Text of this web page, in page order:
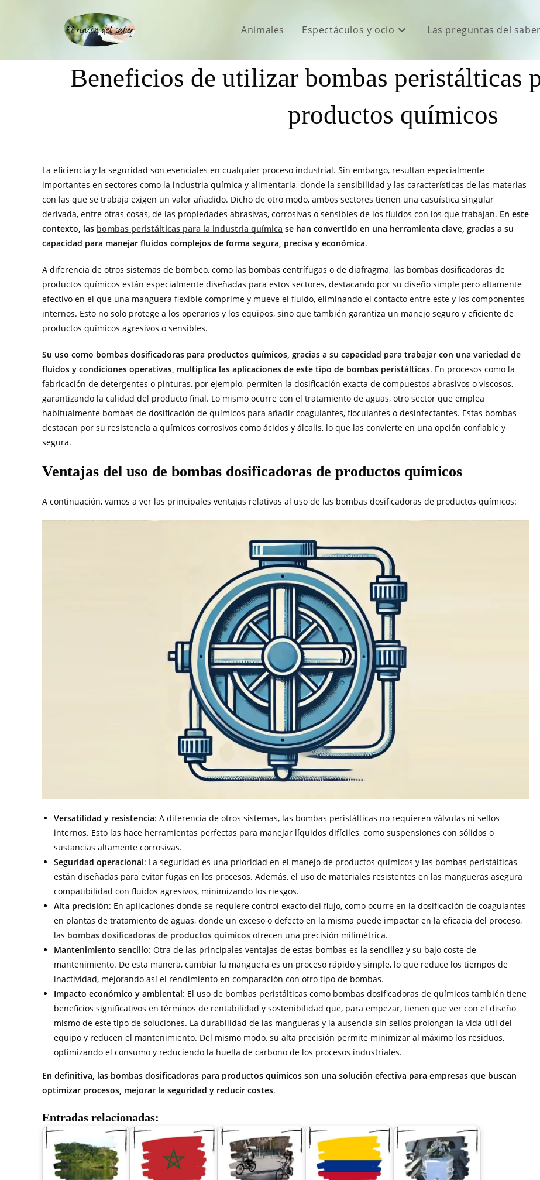
Animales Espectáculos y ocio Las preguntas del saber
Beneficios de utilizar bombas peristálticas
productos químicos
La eficiencia y la seguridad son esenciales en cualquier proceso industrial. Sin embargo, resultan especialmente
importantes en sectores como la industria química y alimentaria, donde la sensibilidad y las características de las materias
con las que se trabaja exigen un valor añadido. Dicho de otro modo, ambos sectores tienen una casuística singular
derivada, entre otras cosas, de las propiedades abrasivas, corrosivas o sensibles de los fluidos con los que trabajan. En este
contexto, las bombas peristálticas para la industria química se han convertido en una herramienta clave, gracias a su
capacidad para manejar fluidos complejos de forma segura, precisa y económica.
A diferencia de otros sistemas de bombeo, como las bombas centrífugas o de diafragma, las bombas dosificadoras de
productos químicos están especialmente diseñadas para estos sectores, destacando por su diseño simple pero altamente
efectivo en el que una manguera flexible comprime y mueve el fluido, eliminando el contacto entre este y los componentes
internos. Esto no solo protege a los operarios y los equipos, sino que también garantiza un manejo seguro y eficiente de
productos químicos agresivos o sensibles.
Su uso como bombas dosificadoras para productos químicos, gracias a su capacidad para trabajar con una variedad de
fluidos y condiciones operativas, multiplica las aplicaciones de este tipo de bombas peristálticas. En procesos como la
fabricación de detergentes o pinturas, por ejemplo, permiten la dosificación exacta de compuestos abrasivos o viscosos,
garantizando la calidad del producto final. Lo mismo ocurre con el tratamiento de aguas, otro sector que emplea
habitualmente bombas de dosificación de químicos para añadir coagulantes, floculantes o desinfectantes. Estas bombas
destacan por su resistencia a químicos corrosivos como ácidos y álcalis, lo que las convierte en una opción confiable y
segura.
Ventajas del uso de bombas dosificadoras de productos químicos
A continuación, vamos a ver las principales ventajas relativas al uso de las bombas dosificadoras de productos químicos:
Versatilidad y resistencia: A diferencia de otros sistemas, las bombas peristálticas no requieren válvulas ni sellos
internos. Esto las hace herramientas perfectas para manejar líquidos difíciles, como suspensiones con sólidos o
sustancias altamente corrosivas.
Seguridad operacional: La seguridad es una prioridad en el manejo de productos químicos y las bombas peristálticas
están diseñadas para evitar fugas en los procesos. Además, el uso de materiales resistentes en las mangueras asegura
compatibilidad con fluidos agresivos, minimizando los riesgos.
Alta precisión: En aplicaciones donde se requiere control exacto del flujo, como ocurre en la dosificación de coagulantes
en plantas de tratamiento de aguas, donde un exceso o defecto en la misma puede impactar en la eficacia del proceso,
las bombas dosificadoras de productos químicos ofrecen una precisión milimétrica.
Mantenimiento sencillo: Otra de las principales ventajas de estas bombas es la sencillez y su bajo coste de
mantenimiento. De esta manera, cambiar la manguera es un proceso rápido y simple, lo que reduce los tiempos de
inactividad, mejorando así el rendimiento en comparación con otro tipo de bombas.
Impacto económico y ambiental: El uso de bombas peristálticas como bombas dosificadoras de químicos también tiene
beneficios significativos en términos de rentabilidad y sostenibilidad que, para empezar, tienen que ver con el diseño
mismo de este tipo de soluciones. La durabilidad de las mangueras y la ausencia sin sellos prolongan la vida útil del
equipo y reducen el mantenimiento. Del mismo modo, su alta precisión permite minimizar al máximo los residuos,
optimizando el consumo y reduciendo la huella de carbono de los procesos industriales.
En definitiva, las bombas dosificadoras para productos químicos son una solución efectiva para empresas que buscan
optimizar procesos, mejorar la seguridad y reducir costes.
Entradas relacionadas: